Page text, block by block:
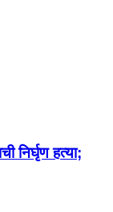
निर्घृण हत्या;